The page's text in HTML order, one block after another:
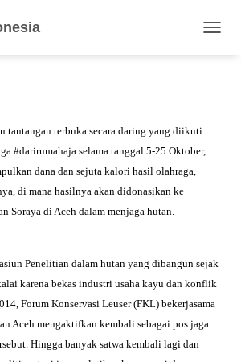
admin
tantangan terbuka secara daring yang diikuti
#darirumahaja selama tanggal 5-25 Oktober,
dana dan sejuta kalori hasil olahraga,
di mana hasilnya akan didonasikan ke
Soraya di Aceh dalam menjaga hutan.
Penelitian dalam hutan yang dibangun sejak
karena bekas industri usaha kayu dan konflik
Forum Konservasi Leuser (FKL) bekerjasama
Aceh mengaktifkan kembali sebagai pos jaga
Hingga banyak satwa kembali lagi dan